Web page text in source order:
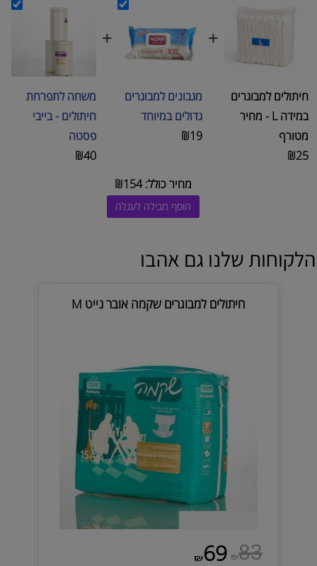
חיתולים למבוגרים
במידה L - מחיר
מטורף
₪25
+
מגבונים למבוגרים
גדולים במיוחד
₪19
+
משחה לתפרחת
חיתולים - בייבי
פסטה
₪40
מחיר כולל: ₪154
הוסף חבילה לעגלה
הלקוחות שלנו גם אהבו
חיתולים למבוגרים שקמה אובר נייט M
₪83
₪69